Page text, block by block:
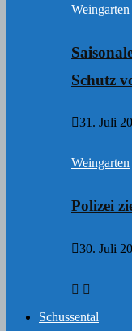
Weingarten
Schutz
31. Juli
Weingarten
Polizei
30. Juli
Schussental